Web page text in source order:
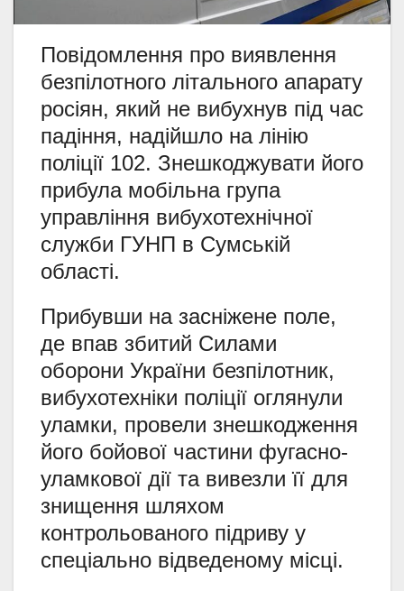
Повідомлення про виявлення
безпілотного літального апарату
росіян, який не вибухнув під час
падіння, надійшло на лінію
поліції 102. Знешкоджувати його
прибула мобільна група
управління вибухотехнічної
служби ГУНП в Сумській
області.
Прибувши на засніжене поле,
де впав збитий Силами
оборони України безпілотник,
вибухотехніки поліції оглянули
уламки, провели знешкодження
його бойової частини фугасно-
уламкової дії та вивезли її для
знищення шляхом
контрольованого підриву у
спеціально відведеному місці.